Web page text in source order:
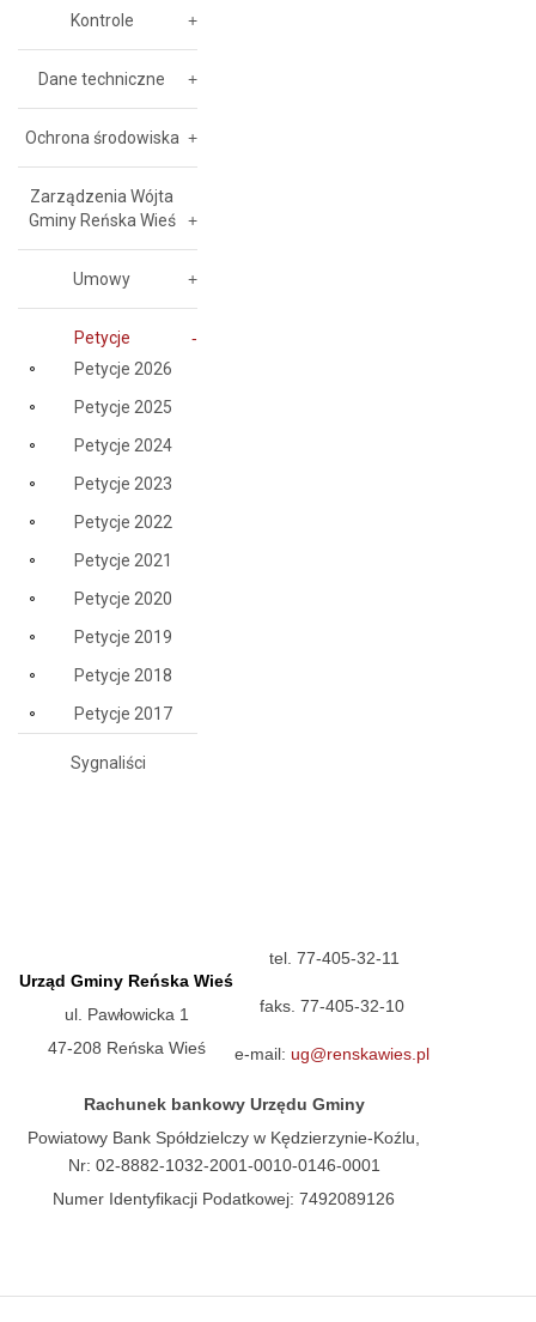
Kontrole
Dane techniczne
Ochrona środowiska
Zarządzenia Wójta
Gminy Reńska Wieś
Umowy
Petycje
Petycje 2026
Petycje 2025
Petycje 2024
Petycje 2023
Petycje 2022
Petycje 2021
Petycje 2020
Petycje 2019
Petycje 2018
Petycje 2017
Sygnaliści
Urząd Gminy Reńska Wieś
ul. Pawłowicka 1
47-208 Reńska Wieś
tel. 77-405-32-11
faks. 77-405-32-10
e-mail: ug@renskawies.pl
Rachunek bankowy Urzędu Gminy
Powiatowy Bank Spółdzielczy w Kędzierzynie-Koźlu,
Nr: 02-8882-1032-2001-0010-0146-0001
Numer Identyfikacji Podatkowej: 7492089126